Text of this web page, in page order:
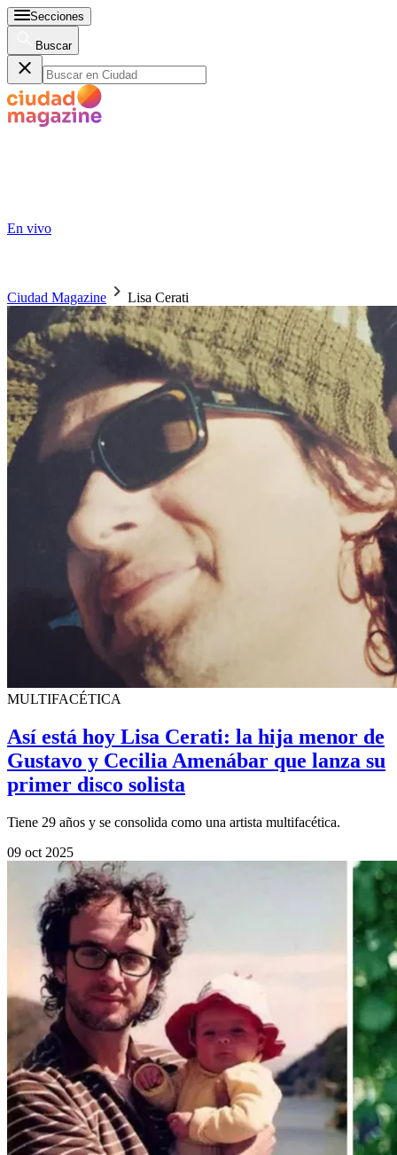
Secciones
Buscar
En vivo
Ciudad Magazine Lisa Cerati
MULTIFACÉTICA
Así está hoy Lisa Cerati: la hija menor de
Gustavo y Cecilia Amenábar que lanza su
primer disco solista
Tiene 29 años y se consolida como una artista multifacética.
09 oct 2025